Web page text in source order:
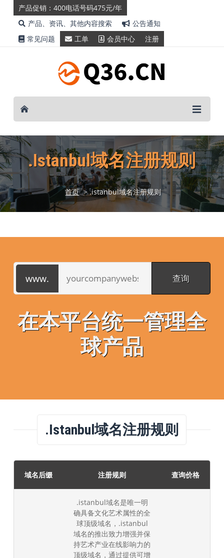
产品促销：400电话号码475元/年
产品、资讯、其他内容搜索
公告通知
常见问题
工单 会员中心 注册
.istanbul域名注册规则
首页 > .istanbul域名注册规则
在本平台统一管理全
球产品
.istanbul域名注册规则
域名后缀 注册规则 查询价格
.istanbul域名是唯一明
确具备文化艺术属性的全
球顶级域名，.istanbul
域名的推出致力增强并保
持艺术产业在线影响力的
顶级域名，通过提供可增